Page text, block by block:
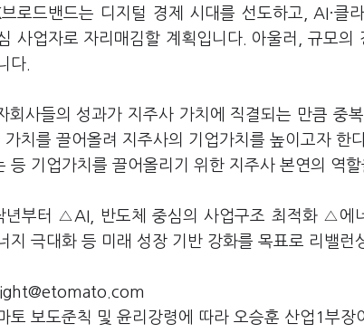
로드밴드는 디지털 경제 시대를 선도하고, AI·클
사업자로 자리매김할 계획입니다. 아울러, 규모
다.
회사들의 성과가 지주사 가치에 직결되는 만큼 중
치를 끌어올려 지주사의 기업가치를 높이고자 한
등 기업가치를 끌어올리기 위한 지주사 본연의 역
년부터 △AI, 반도체 중심의 사업구조 최적화 △에
극대화 등 미래 성장 기반 강화를 목표로 리밸런
토 보도준칙 및 윤리강령에 따라 오승훈 산업1부장